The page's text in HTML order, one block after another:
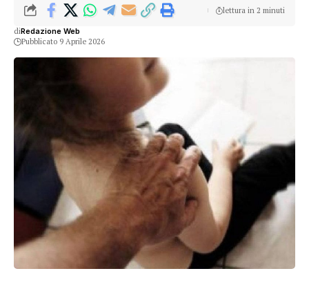
diRedazione Web
Pubblicato 9 Aprile 2026
lettura in 2 minuti